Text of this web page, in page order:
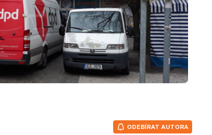
ODEBÍRAT AUTORA